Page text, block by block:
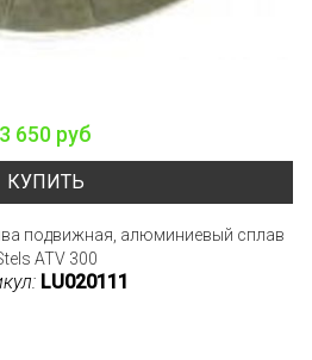
3 650 руб
КУПИТЬ
подвижная, алюминиевый сплав
ATV 300
LU020111